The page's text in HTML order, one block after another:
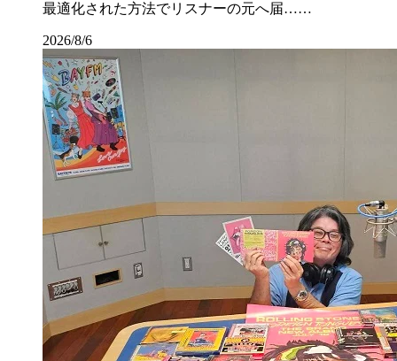
最適化された方法でリスナーの元へ届……
2026/8/6